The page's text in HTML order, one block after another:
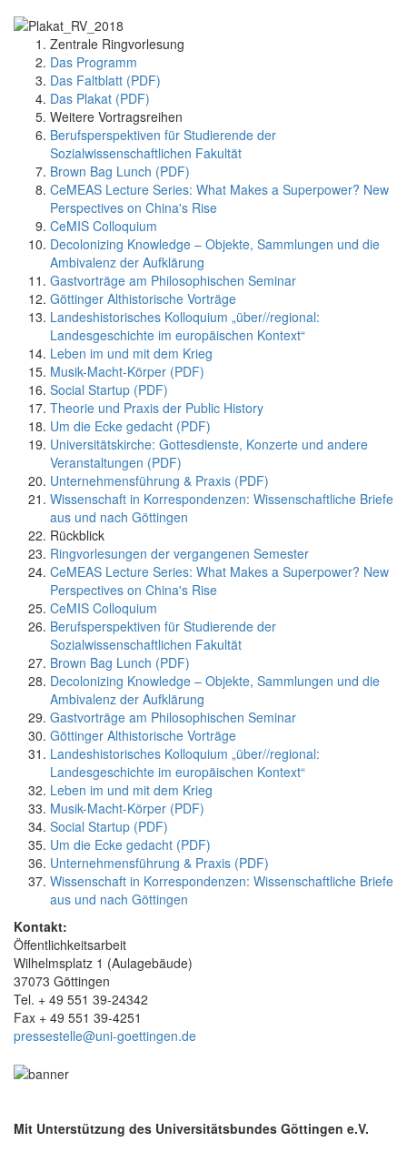
Zentrale Ringvorlesung
Das Programm
Das Faltblatt (PDF)
Das Plakat (PDF)
Weitere Vortragsreihen
Berufsperspektiven für Studierende der
Sozialwissenschaftlichen Fakultät
Brown Bag Lunch (PDF)
CeMEAS Lecture Series: What Makes a Superpower? New
Perspectives on China's Rise
CeMIS Colloquium
Decolonizing Knowledge – Objekte, Sammlungen und die
Ambivalenz der Aufklärung
Gastvorträge am Philosophischen Seminar
Göttinger Althistorische Vorträge
Landeshistorisches Kolloquium „über//regional:
Landesgeschichte im europäischen Kontext“
Leben im und mit dem Krieg
Musik-Macht-Körper (PDF)
Social Startup (PDF)
Theorie und Praxis der Public History
Um die Ecke gedacht (PDF)
Universitätskirche: Gottesdienste, Konzerte und andere
Veranstaltungen (PDF)
Unternehmensführung & Praxis (PDF)
Wissenschaft in Korrespondenzen: Wissenschaftliche Briefe
aus und nach Göttingen
Rückblick
Ringvorlesungen der vergangenen Semester
CeMEAS Lecture Series: What Makes a Superpower? New
Perspectives on China's Rise
CeMIS Colloquium
Berufsperspektiven für Studierende der
Sozialwissenschaftlichen Fakultät
Brown Bag Lunch (PDF)
Decolonizing Knowledge – Objekte, Sammlungen und die
Ambivalenz der Aufklärung
Gastvorträge am Philosophischen Seminar
Göttinger Althistorische Vorträge
Landeshistorisches Kolloquium „über//regional:
Landesgeschichte im europäischen Kontext“
Leben im und mit dem Krieg
Musik-Macht-Körper (PDF)
Social Startup (PDF)
Um die Ecke gedacht (PDF)
Unternehmensführung & Praxis (PDF)
Wissenschaft in Korrespondenzen: Wissenschaftliche Briefe
aus und nach Göttingen
Kontakt:
Öffentlichkeitsarbeit
Wilhelmsplatz 1 (Aulagebäude)
37073 Göttingen
Tel. + 49 551 39-24342
Fax + 49 551 39-4251
pressestelle@uni-goettingen.de
Mit Unterstützung des Universitätsbundes Göttingen e.V.